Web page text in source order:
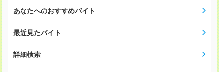
あなたへのおすすめバイト
最近見たバイト
詳細検索